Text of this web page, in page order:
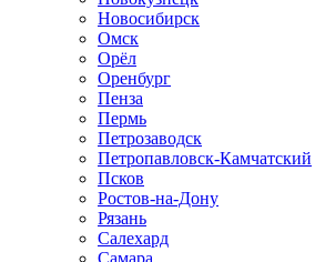
Новосибирск
Омск
Орёл
Оренбург
Пенза
Пермь
Петрозаводск
Петропавловск-Камчатский
Псков
Ростов-на-Дону
Рязань
Салехард
Самара